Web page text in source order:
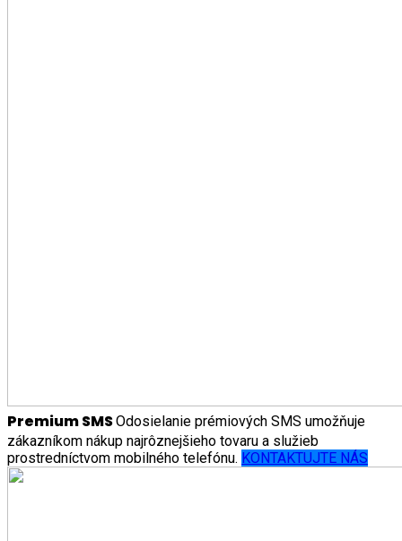
Premium SMSOdosielanie prémiových SMS umožňuje
zákazníkom nákup najrôznejšieho tovaru a služieb
prostredníctvom mobilného telefónu. KONTAKTUJTE NÁS